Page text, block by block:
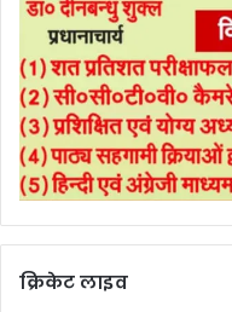
क्रिकेट लाइव